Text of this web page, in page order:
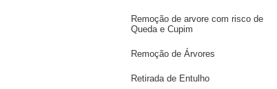
Remoção de arvore com risco de
Queda e Cupim
Remoção de Árvores
Retirada de Entulho